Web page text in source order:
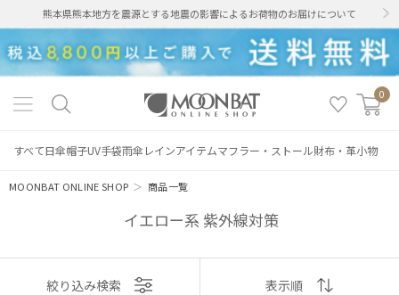
熊本県熊本地方を震源とする地震の影響によるお荷物のお届けについて
0
すべて日傘帽子UV手袋雨傘 レインアイテムマフラー・ストール財布・革小物
MOONBAT ONLINE SHOP ＞商品一覧
イエロー系 紫外線対策
絞り込み
表示絞り込み検索 表示順